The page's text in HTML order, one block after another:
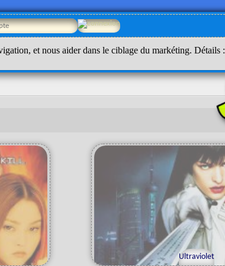
et nous aider dans le ciblage du markéting. Détails :
Ultraviolet